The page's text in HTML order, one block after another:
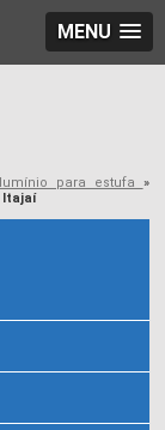
MENU
para estufa »
Itajaí